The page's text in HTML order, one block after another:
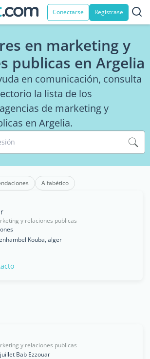
Conectarse Registrase
en marketing y
publicas en Argelia
en comunicación, consulta
la lista de los
de marketing y
en Argelia.
Alfabético
y relaciones publicas
Kouba, alger
y relaciones publicas
Bab Ezzouar